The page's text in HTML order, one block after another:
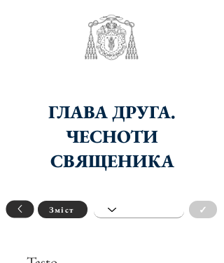
ГЛАВА ДРУГА.
ЧЕСНОТИ
СВЯЩЕНИКА
Зміст ✓